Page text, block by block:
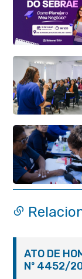
ATO DE
Nº 4452/